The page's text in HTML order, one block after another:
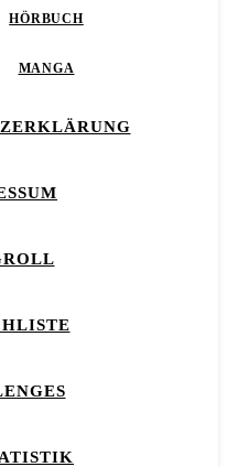
HÖRBUCH
MANGA